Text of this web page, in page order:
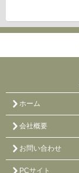
ホーム
会社概要
お問い合わせ
PCサイト